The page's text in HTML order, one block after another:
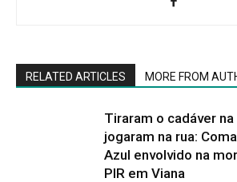
RELATED ARTICLES MORE FROM
Tiraram o cadáver
jogaram na rua:
Azul envolvido na
PIR em Viana